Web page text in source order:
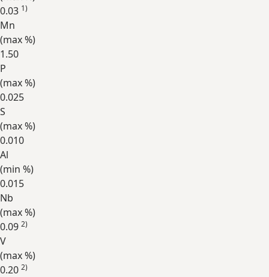
0.03 1)
Mn
(max%)
1.50
P
(max%)
0.025
S
(max%)
0.010
Al
(min %)
0.015
Nb
(max%)
0.09 2)
V
(max%)
0.20 2)